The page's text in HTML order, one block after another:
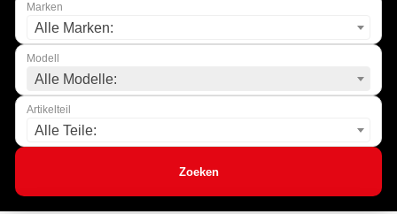
Marken
Alle Marken:
Modell
Alle Modelle:
Artikelteil
Alle Teile:
Zoeken